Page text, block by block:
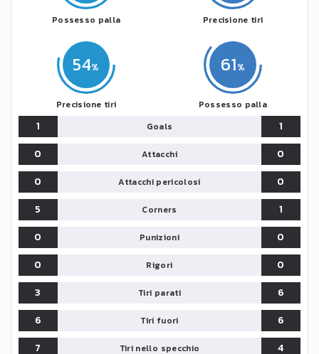
Possesso palla
54
Precisione tiri
61
Possesso palla
Precisione tiri
1 Goals
1
0
Attacchi
0
0
Attacchi pericolosi
0
5
Corners
1
0
Punizioni
0
0
Rigori
0
3
Tiri parati
6
6
Tiri fuori
6
7
Tiri nello specchio 4